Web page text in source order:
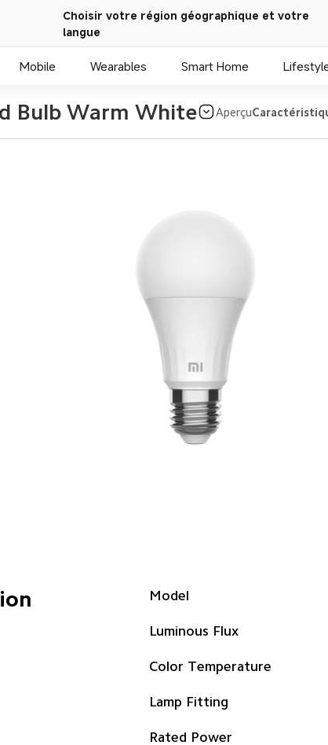
Choisir votre région géographique et votre
langue
Mobile Wearables Smart Home
Bulb Warm White Aperçu
Model
Luminous Flux
Lamp Fitting
Rated Power